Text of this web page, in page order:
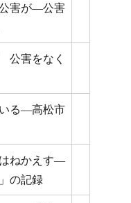
害が―公害
公害をなく
る―高松市
ねかえす―
の記録